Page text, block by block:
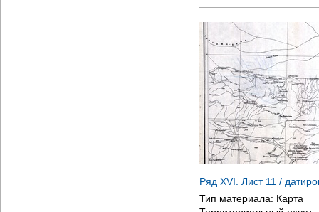
Ряд XVI. Лист 11 /
Тип материала: Карта